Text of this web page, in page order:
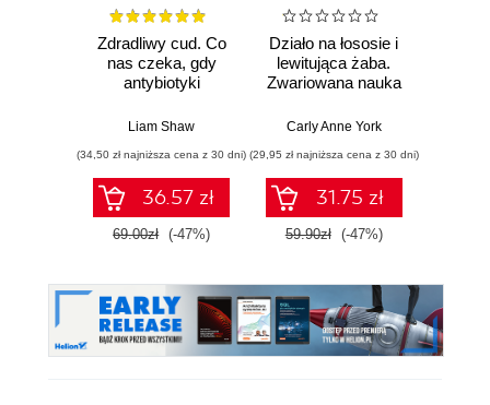
Zdradliwy cud. Co
nas czeka, gdy
antybiotyki
Liam Shaw
(34,50 zł najniższa cena z 30 dni)
36.57 zł
69.00zł (-47%)
Działo na łososie i
lewitująca żaba.
Zwariowana nauka
poważne odkrycia
Carly Anne York
(29,95 zł najniższa cena z 30 dni)
31.75 zł
59.90zł (-47%)